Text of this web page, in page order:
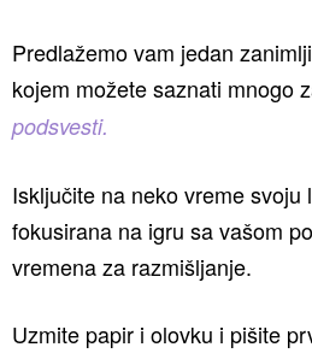
Predlažemo vam jedan
kojem možete saznati mnogo
podsvesti.
Isključite na neko vreme svoju
fokusirana na igru sa vašom
vremena za razmišljanje.
Uzmite papir i olovku i pišite